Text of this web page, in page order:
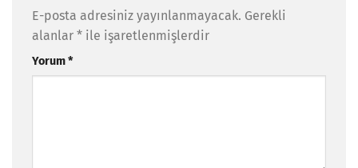
E-posta adresiniz yayınlanmayacak. Gerekli
alanlar * ile işaretlenmişlerdir
Yorum*